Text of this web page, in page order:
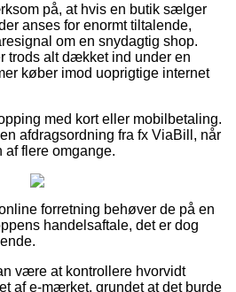
på, at hvis en butik sælger
anses for enormt tiltalende,
om en snydagtig shop.
trods alt dækket ind under en
køber imod uoprigtige internet
med kort eller mobilbetaling.
afdragsordning fra fx ViaBill, når
flere omgange.
forretning behøver de på en
handelsaftale, det er dog
være at kontrollere hvorvidt
af e-mærket, grundet at det burde